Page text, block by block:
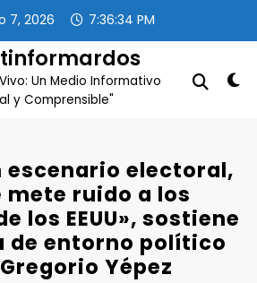
7, 2026 7:36:34 PM
Un Medio Informativo
y Comprensible"
escenario electoral,
mete ruido a los
los EEUU», sostiene
de entorno político
Yépez